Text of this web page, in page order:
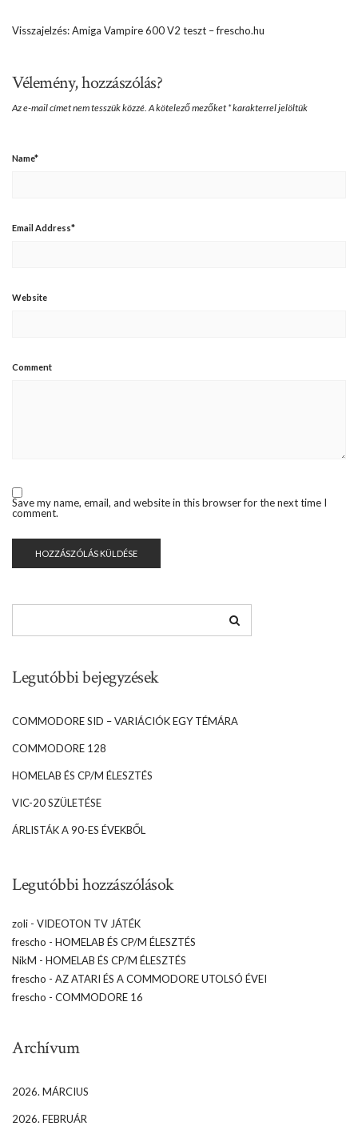
Visszajelzés:Amiga Vampire 600 V2 teszt – frescho.hu
Vélemény, hozzászólás?
Az e-mail címet nem tesszük közzé. A kötelező mezőket *karakterrel jelöltük
Name*
Email Address*
Website
Comment
Save my name, email, and website in this browser for the next time I
comment.
Legutóbbi bejegyzések
COMMODORE SID – VARIÁCIÓK EGY TÉMÁRA
COMMODORE 128
HOMELAB ÉS CP/M ÉLESZTÉS
VIC-20 SZÜLETÉSE
ÁRLISTÁK A 90-ES ÉVEKBŐL
Legutóbbi hozzászólások
zoli - VIDEOTON TV JÁTÉK
frescho - HOMELAB ÉS CP/M ÉLESZTÉS
NikM - HOMELAB ÉS CP/M ÉLESZTÉS
frescho - AZ ATARI ÉS A COMMODORE UTOLSÓ ÉVEI
frescho - COMMODORE 16
Archívum
2026. MÁRCIUS
2026. FEBRUÁR